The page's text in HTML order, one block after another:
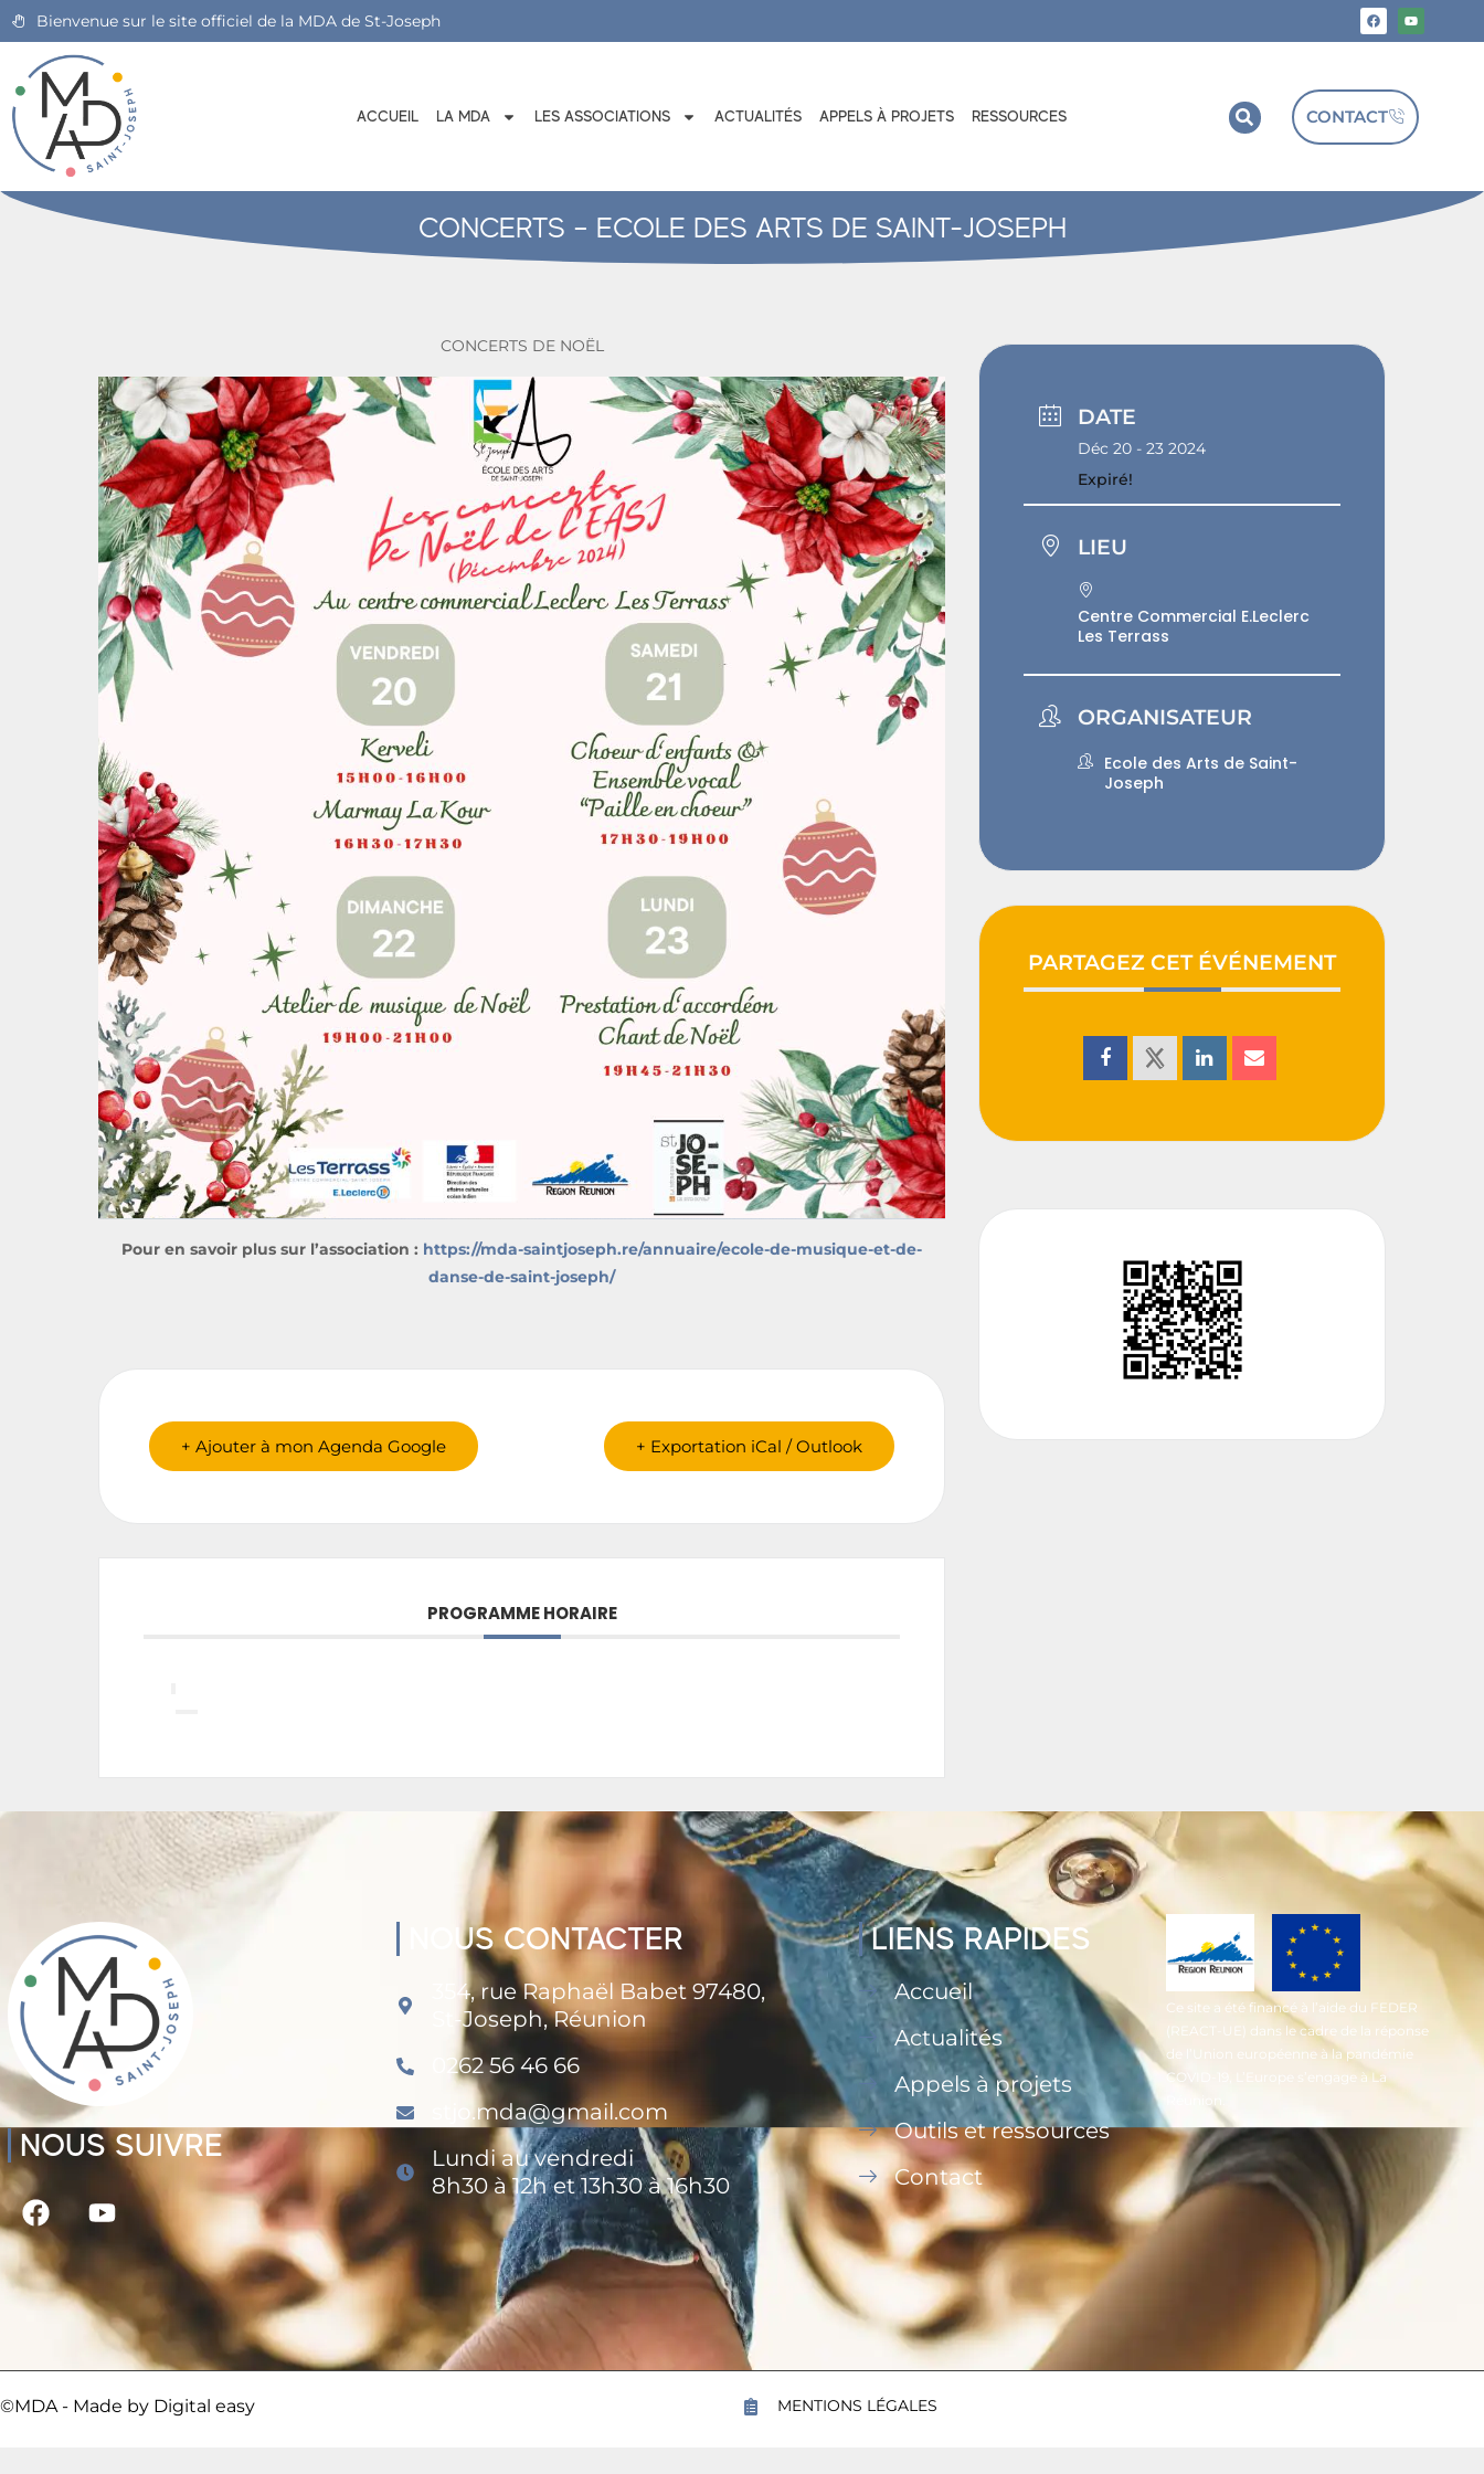
Bienvenue sur le site officiel de la MDA de St-Joseph
ACCUEIL LA MDA LES ASSOCIATIONS ACTUALITÉS APPELS À PROJETS RESSOURCES CONTACT
CONCERTS – ECOLE DES ARTS DE SAINT-JOSEPH
CONCERTS DE NOËL
Pour en savoir plus sur l’association : https://mda-saintjoseph.re/annuaire/ecole-de-musique-et-de-
danse-de-saint-joseph/
+ Ajouter à mon Agenda Google + Exportation iCal / Outlook
PROGRAMME HORAIRE
DATE
Déc 20 - 23 2024
Expiré!
LIEU
Centre Commercial E.Leclerc
Les Terrass
ORGANISATEUR
Ecole des Arts de Saint-
Joseph
PARTAGEZ CET ÉVÉNEMENT
NOUS SUIVRE
NOUS CONTACTER
354, rue Raphaël Babet 97480,
St-Joseph, Réunion
0262 56 46 66
stjo.mda@gmail.com
Lundi au vendredi
8h30 à 12h et 13h30 à 16h30
LIENS RAPIDES
Accueil
Actualités
Appels à projets
Outils et ressources
Contact
Ce site a été financé à l’aide du FEDER
(REACT-UE) dans le cadre de la réponse
de l’Union européenne à la pandémie
COVID-19, L’Europe s’engage à La
©MDA - Made by Digital easy MENTIONS LÉGALES